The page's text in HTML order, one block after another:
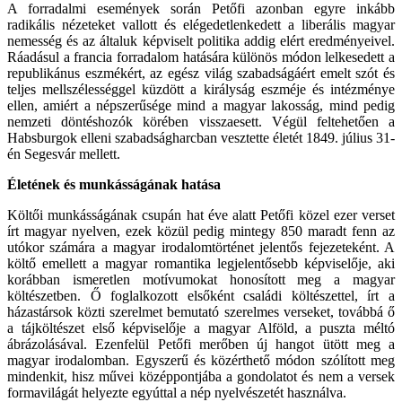
A forradalmi események során Petőfi azonban egyre inkább
radikális nézeteket vallott és elégedetlenkedett a liberális magyar
nemesség és az általuk képviselt politika addig elért eredményeivel.
Ráadásul a francia forradalom hatására különös módon lelkesedett a
republikánus eszmékért, az egész világ szabadságáért emelt szót és
teljes mellszélességgel küzdött a királyság eszméje és intézménye
ellen, amiért a népszerűsége mind a magyar lakosság, mind pedig
nemzeti döntéshozók körében visszaesett. Végül feltehetően a
Habsburgok elleni szabadságharcban vesztette életét 1849. július 31-
én Segesvár mellett.
Életének és munkásságának hatása
Költői munkásságának csupán hat éve alatt Petőfi közel ezer verset
írt magyar nyelven, ezek közül pedig mintegy 850 maradt fenn az
utókor számára a magyar irodalomtörténet jelentős fejezeteként. A
költő emellett a magyar romantika legjelentősebb képviselője, aki
korábban ismeretlen motívumokat honosított meg a magyar
költészetben. Ő foglalkozott elsőként családi költészettel, írt a
házastársok közti szerelmet bemutató szerelmes verseket, továbbá ő
a tájköltészet első képviselője a magyar Alföld, a puszta méltó
ábrázolásával. Ezenfelül Petőfi merőben új hangot ütött meg a
magyar irodalomban. Egyszerű és közérthető módon szólított meg
mindenkit, hisz művei középpontjába a gondolatot és nem a versek
formavilágát helyezte egyúttal a nép nyelvészetét használva.